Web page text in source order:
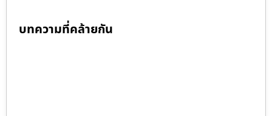
บทความที่คล้ายกัน